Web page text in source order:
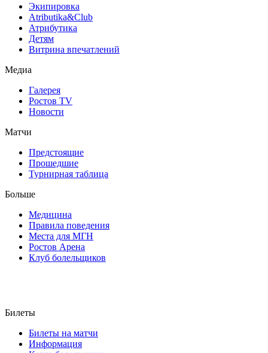
Экипировка
Atributika&Club
Атрибутика
Детям
Витрина впечатлений
Медиа
Галерея
Ростов TV
Новости
Матчи
Предстоящие
Прошедшие
Турнирная таблица
Больше
Медицина
Правила поведения
Места для МГН
Ростов Арена
Клуб болельщиков
Билеты
Билеты на матчи
Информация